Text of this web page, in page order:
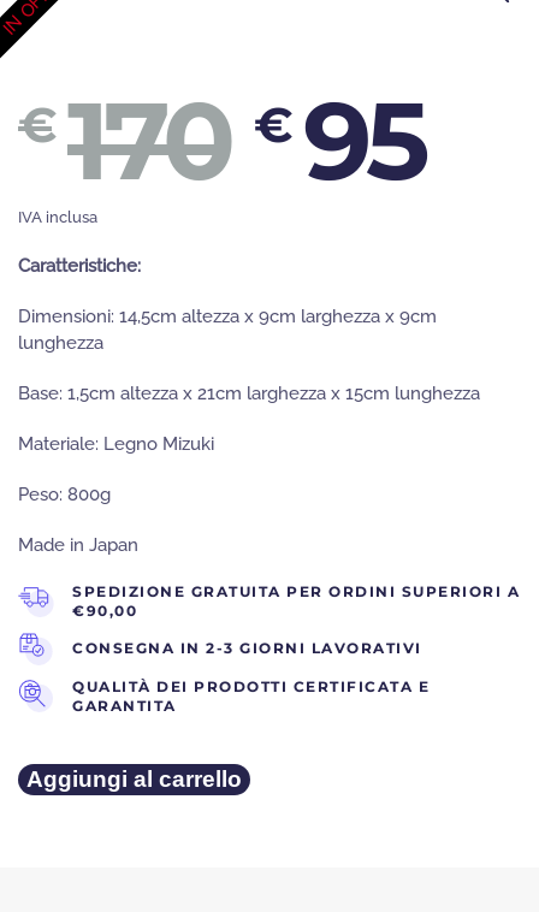
€ 170IL
€170.
€ 95IL
IVA inclusa
Caratteristiche:
Dimensioni: 14,5cm altezza x 9cm larghezza x 9cm
lunghezza
Base: 1,5cm altezza x 21cm larghezza x 15cm lunghezza
Materiale: Legno Mizuki
Peso: 800g
Made in Japan
SPEDIZIONE GRATUITA PER ORDINI SUPERIORI A
€90,00
CONSEGNA IN 2-3 GIORNI LAVORATIVI
QUALITÀ DEI PRODOTTI CERTIFICATA E
GARANTITA
Momotaro
(grande)
Aggiungi al carrello